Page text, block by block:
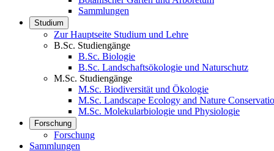
Sammlungen
Studium
Zur Hauptseite Studium und Lehre
B.Sc. Studiengänge
B.Sc. Biologie
B.Sc. Landschaftsökologie und Naturschutz
M.Sc. Studiengänge
M.Sc. Biodiversität und Ökologie
M.Sc. Landscape Ecology and Nature
M.Sc. Molekularbiologie und Physiologie
Forschung
Forschung
Sammlungen